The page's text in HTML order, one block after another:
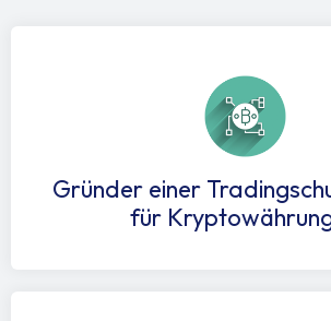
Gründer einer
für